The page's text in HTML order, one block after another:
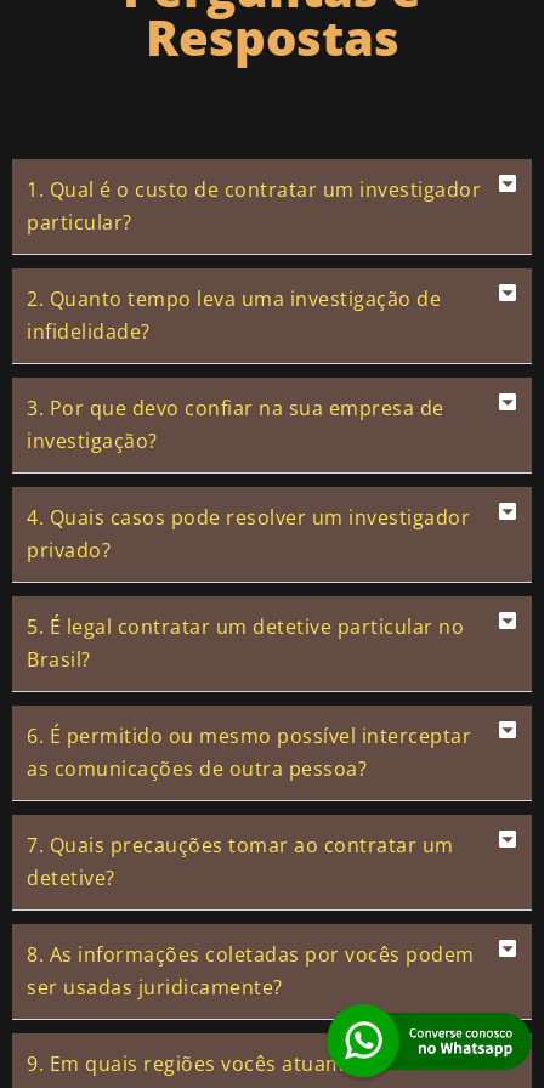
Respostas
1. Qual é o custo de contratar um investigador
particular?
2. Quanto tempo leva uma investigação de
infidelidade?
3. Por que devo confiar na sua empresa de
investigação?
4. Quais casos pode resolver um investigador
privado?
5. É legal contratar um detetive particular no
Brasil?
6. É permitido ou mesmo possível interceptar
as comunicações de outra pessoa?
7. Quais precauções tomar ao contratar um
detetive?
8. As informações coletadas por vocês podem
ser usadas juridicamente?
9. Em quais regiões vocês atuam?